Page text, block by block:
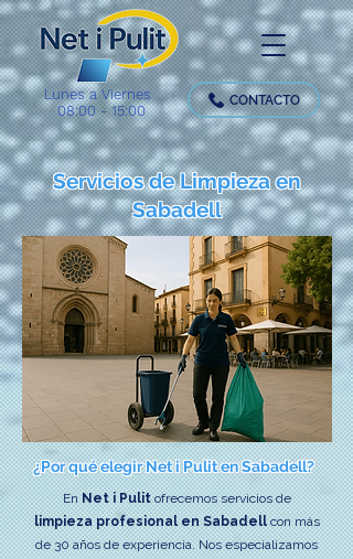
CONTACTO
Lunes a Viernes
08:00 - 15:00
Servicios de Limpieza en
Sabadell
¿Por qué elegir Net i Pulit en Sabadell?
EnNet i Pulitofrecemos servicios de
limpieza profesional en Sabadellcon más
de 30 años de experiencia. Nos especializamos